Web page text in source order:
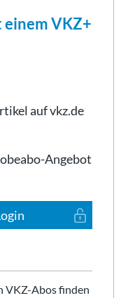
VKZ+
auf vkz.de
Angebot
VKZ-Abos finden